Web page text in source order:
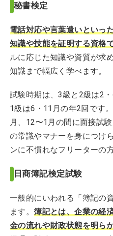
秘書検定
電話対応や言葉遣いといっ
知識や技能を証明する資格
ルに応じた知識や資質が求
知識まで幅広く学べます。
試験時期は、3級と2級は2
1級は6・11月の年2回です
月、12〜1月の間に面接試
の常識やマナーを身につけ
ンに不慣れなフリーターの
日商簿記検定試験
一般的にいわれる「簿記の
ます。簿記とは、企業の経
金の流れや財政状態を明ら